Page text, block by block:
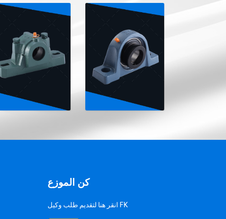
كن الموزع
انقر هنا لتقديم طلب وكيل FK